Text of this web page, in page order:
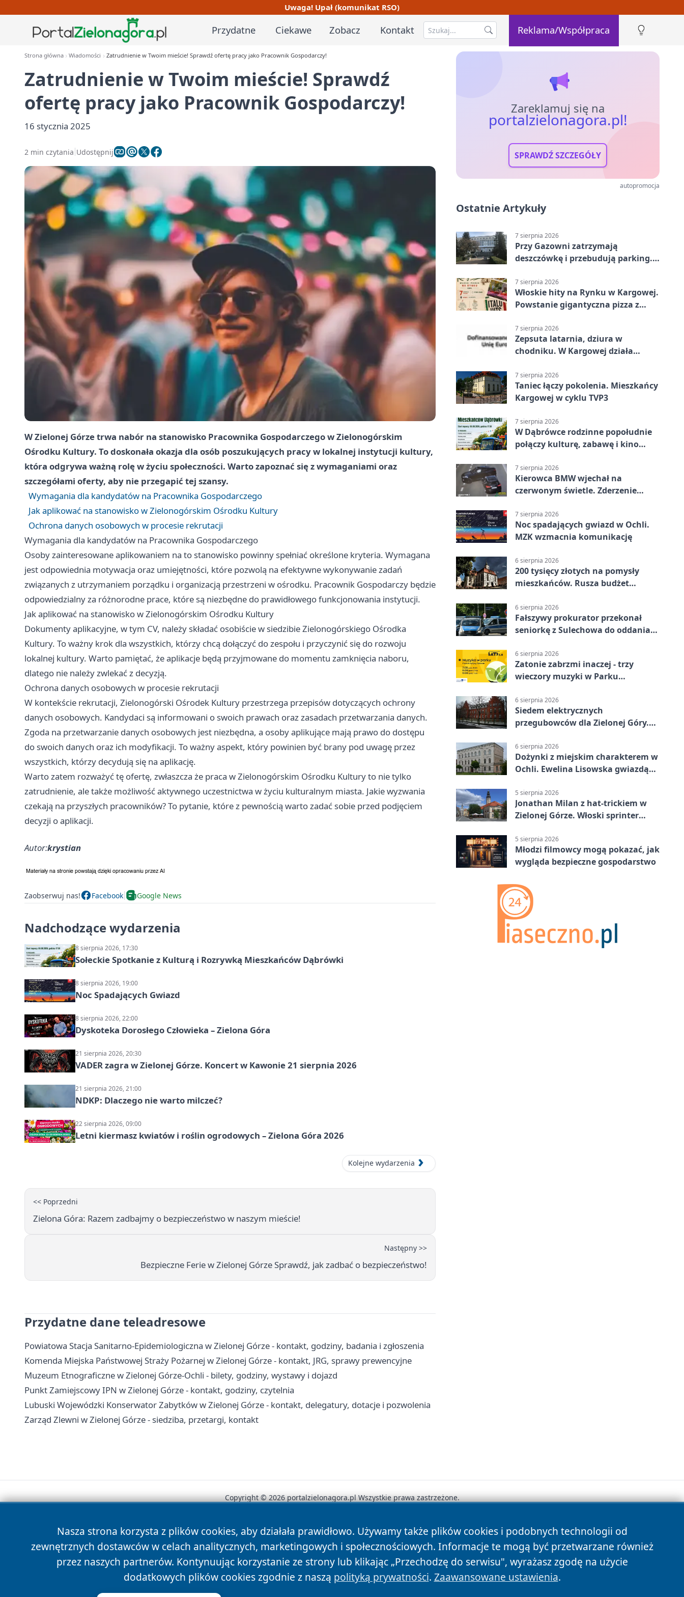
Uwaga! Upał (komunikat RSO)
Przydatne Ciekawe Zobacz Kontakt Reklama/Współpraca
Strona główna Wiadomości Zatrudnienie w Twoim mieście! Sprawdź ofertę pracy jako Pracownik Gospodarczy!
Zatrudnienie w Twoim mieście! Sprawdź
ofertę pracy jako Pracownik Gospodarczy!
16 stycznia 2025
2 min czytania Udostępnij
W Zielonej Górze trwa nabór na stanowisko Pracownika Gospodarczego w Zielonogórskim
Ośrodku Kultury. To doskonała okazja dla osób poszukujących pracy w lokalnej instytucji kultury,
która odgrywa ważną rolę w życiu społeczności. Warto zapoznać się z wymaganiami oraz
szczegółami oferty, aby nie przegapić tej szansy.
Wymagania dla kandydatów na Pracownika Gospodarczego
Jak aplikować na stanowisko w Zielonogórskim Ośrodku Kultury
Ochrona danych osobowych w procesie rekrutacji
Wymagania dla kandydatów na Pracownika Gospodarczego
Osoby zainteresowane aplikowaniem na to stanowisko powinny spełniać określone kryteria. Wymagana
jest odpowiednia motywacja oraz umiejętności, które pozwolą na efektywne wykonywanie zadań
związanych z utrzymaniem porządku i organizacją przestrzeni w ośrodku. Pracownik Gospodarczy będzie
odpowiedzialny za różnorodne prace, które są niezbędne do prawidłowego funkcjonowania instytucji.
Jak aplikować na stanowisko w Zielonogórskim Ośrodku Kultury
Dokumenty aplikacyjne, w tym CV, należy składać osobiście w siedzibie Zielonogórskiego Ośrodka
Kultury. To ważny krok dla wszystkich, którzy chcą dołączyć do zespołu i przyczynić się do rozwoju
lokalnej kultury. Warto pamiętać, że aplikacje będą przyjmowane do momentu zamknięcia naboru,
dlatego nie należy zwlekać z decyzją.
Ochrona danych osobowych w procesie rekrutacji
W kontekście rekrutacji, Zielonogórski Ośrodek Kultury przestrzega przepisów dotyczących ochrony
danych osobowych. Kandydaci są informowani o swoich prawach oraz zasadach przetwarzania danych.
Zgoda na przetwarzanie danych osobowych jest niezbędna, a osoby aplikujące mają prawo do dostępu
do swoich danych oraz ich modyfikacji. To ważny aspekt, który powinien być brany pod uwagę przez
wszystkich, którzy decydują się na aplikację.
Warto zatem rozważyć tę ofertę, zwłaszcza że praca w Zielonogórskim Ośrodku Kultury to nie tylko
zatrudnienie, ale także możliwość aktywnego uczestnictwa w życiu kulturalnym miasta. Jakie wyzwania
czekają na przyszłych pracowników? To pytanie, które z pewnością warto zadać sobie przed podjęciem
decyzji o aplikacji.
Autor:krystian
Zaobserwuj nas! Facebook Google News
Nadchodzące wydarzenia
8 sierpnia 2026, 17:30
Sołeckie Spotkanie z Kulturą i Rozrywką Mieszkańców Dąbrówki
8 sierpnia 2026, 19:00
Noc Spadających Gwiazd
8 sierpnia 2026, 22:00
Dyskoteka Dorosłego Człowieka – Zielona Góra
21 sierpnia 2026, 20:30
VADER zagra w Zielonej Górze. Koncert w Kawonie 21 sierpnia 2026
21 sierpnia 2026, 21:00
NDKP: Dlaczego nie warto milczeć?
22 sierpnia 2026, 09:00
Letni kiermasz kwiatów i roślin ogrodowych – Zielona Góra 2026
Kolejne wydarzenia
<< Poprzedni
Zielona Góra: Razem zadbajmy o bezpieczeństwo w naszym mieście!
Następny >>
Bezpieczne Ferie w Zielonej Górze Sprawdź, jak zadbać o bezpieczeństwo!
Przydatne dane teleadresowe
Powiatowa Stacja Sanitarno-Epidemiologiczna w Zielonej Górze - kontakt, godziny, badania i zgłoszenia
Komenda Miejska Państwowej Straży Pożarnej w Zielonej Górze - kontakt, JRG, sprawy prewencyjne
Muzeum Etnograficzne w Zielonej Górze-Ochli - bilety, godziny, wystawy i dojazd
Punkt Zamiejscowy IPN w Zielonej Górze - kontakt, godziny, czytelnia
Lubuski Wojewódzki Konserwator Zabytków w Zielonej Górze - kontakt, delegatury, dotacje i pozwolenia
Zarząd Zlewni w Zielonej Górze - siedziba, przetargi, kontakt
Zareklamuj się na
portalzielonagora.pl!
SPRAWDŹ SZCZEGÓŁY
autopromocja
Ostatnie Artykuły
7 sierpnia 2026
Przy Gazowni zatrzymają
deszczówkę i przebudują parking.
7 sierpnia 2026
Włoskie hity na Rynku w Kargowej.
Powstanie gigantyczna pizza z
7 sierpnia 2026
Zepsuta latarnia, dziura w
chodniku. W Kargowej działa
7 sierpnia 2026
Taniec łączy pokolenia. Mieszkańcy
Kargowej w cyklu TVP3
7 sierpnia 2026
W Dąbrówce rodzinne popołudnie
połączy kulturę, zabawę i kino
7 sierpnia 2026
Kierowca BMW wjechał na
czerwonym świetle. Zderzenie
7 sierpnia 2026
Noc spadających gwiazd w Ochli.
MZK wzmacnia komunikację
6 sierpnia 2026
200 tysięcy złotych na pomysły
mieszkańców. Rusza budżet
6 sierpnia 2026
Fałszywy prokurator przekonał
seniorkę z Sulechowa do oddania
6 sierpnia 2026
Zatonie zabrzmi inaczej - trzy
wieczory muzyki w Parku
6 sierpnia 2026
Siedem elektrycznych
przegubowców dla Zielonej Góry.
6 sierpnia 2026
Dożynki z miejskim charakterem w
Ochli. Ewelina Lisowska gwiazdą
5 sierpnia 2026
Jonathan Milan z hat-trickiem w
Zielonej Górze. Włoski sprinter
5 sierpnia 2026
Młodzi filmowcy mogą pokazać, jak
wygląda bezpieczne gospodarstwo
Nasza strona korzysta z plików cookies, aby działała prawidłowo. Używamy także plików cookies i podobnych technologii od
zewnętrznych dostawców w celach analitycznych, marketingowych i społecznościowych. Informacje te mogą być przetwarzane również
przez naszych partnerów. Kontynuując korzystanie ze strony lub klikając „Przechodzę do serwisu", wyrażasz zgodę na użycie
dodatkowych plików cookies zgodnie z naszą polityką prywatności. Zaawansowane ustawienia.
Copyright © 2026 portalzielonagora.pl Wszystkie prawa zastrzeżone.
News Autorzy Polityka Prywatności Polityka Cookies